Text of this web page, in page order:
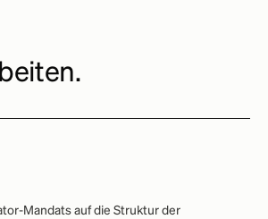
Mandats auf die Struktur der